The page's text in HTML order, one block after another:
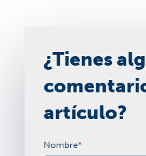
¿Tienes
artículo?
Nombre*